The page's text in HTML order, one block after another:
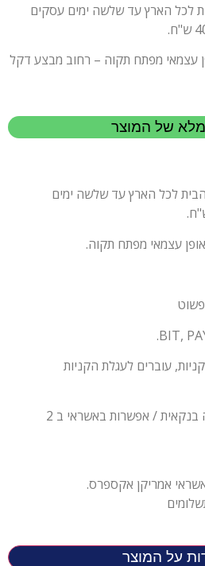
לכל הארץ עד שלשה ימים עסקים
עצמאי מפתח תקוה – רחוב מבצע דקל
מלא של המוצר
על המוצר
לכל הארץ עד שלשה ימים
עצמאי מפתח תקוה.
עוברים לעגלת הקניות
לתשלום במזומן / בהעברה בנקאית / אפשרות באשראי ב 2
אמריקן אקספרס.